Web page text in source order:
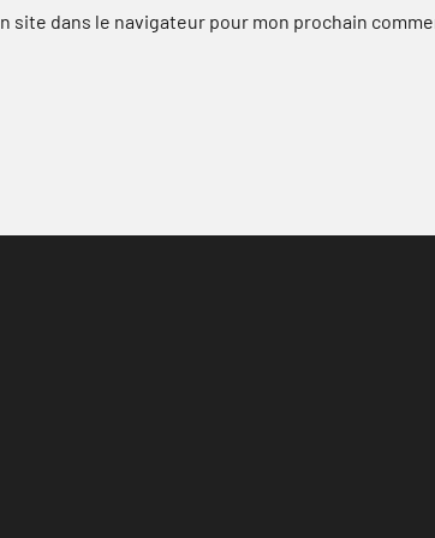
site dans le navigateur pour mon prochain